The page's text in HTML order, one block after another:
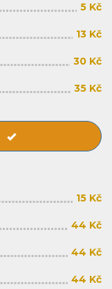
5 Kč
13 Kč
30 Kč
35 Kč
15 Kč
44 Kč
44 Kč
44 Kč